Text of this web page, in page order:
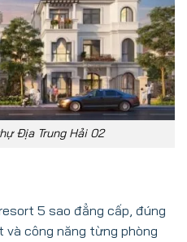
Địa Trung Hải 02
5 sao đẳng cấp, đúng
và công năng từng phòng